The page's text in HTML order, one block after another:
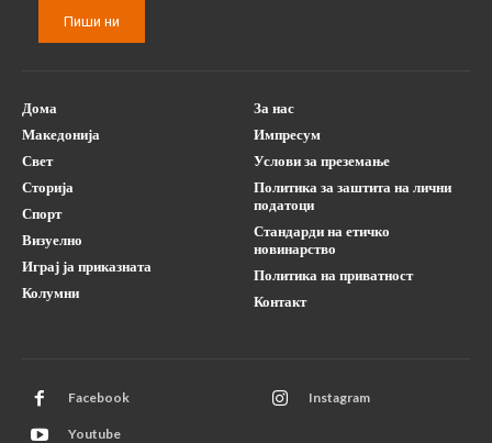
Пиши ни
Дома
Македонија
Свет
Сторија
Спорт
Визуелно
Играј ја приказната
Колумни
За нас
Импресум
Услови за преземање
Политика за заштита на лични
податоци
Стандарди на етичко
новинарство
Политика на приватност
Контакт
Facebook Instagram
Youtube